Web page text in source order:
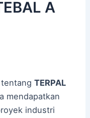
A
tentangTERPAL
mendapatkan
industri